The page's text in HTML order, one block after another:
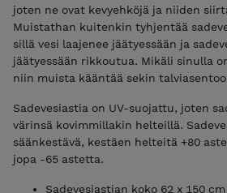
joten ne ovat kevyehköjä ja niiden
Muistathan kuitenkin tyhjentää
sillä vesi laajenee jäätyessään ja
jäätyessään rikkoutua. Mikäli sinulla
niin muista kääntää sekin
Sadevesiastia on UV-suojattu, joten
värinsä kovimmillakin helteillä.
säänkestävä, kestäen helteitä +80
jopa -65 astetta.
Sadevesiastian koko 62 x 150 cm